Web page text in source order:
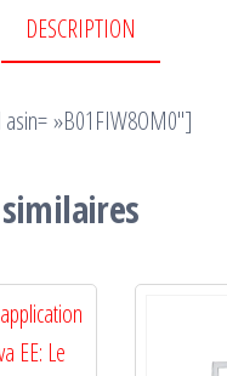
DESCRIPTION
asin= »B01FIW8OM0″]